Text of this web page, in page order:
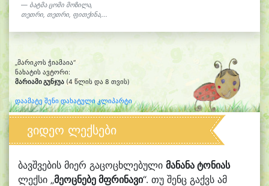
ბატმა ცომი მოზილა,
თეთრი, თეთრი, ფითქინა,...
„მარიკოს ჭიამაია“
ნახატის ავტორი:
მარიამი გუნჯუა (4 წლის და 8 თვის)
დაამატე შენი დახატული კლიპარტი
ვიდეო ლექსები
ბავშვების მიერ გაცოცხლებული მანანა ტონიას
ლექსი „მეოცნებე მფრინავი“. თუ შენც გაქვს ამ